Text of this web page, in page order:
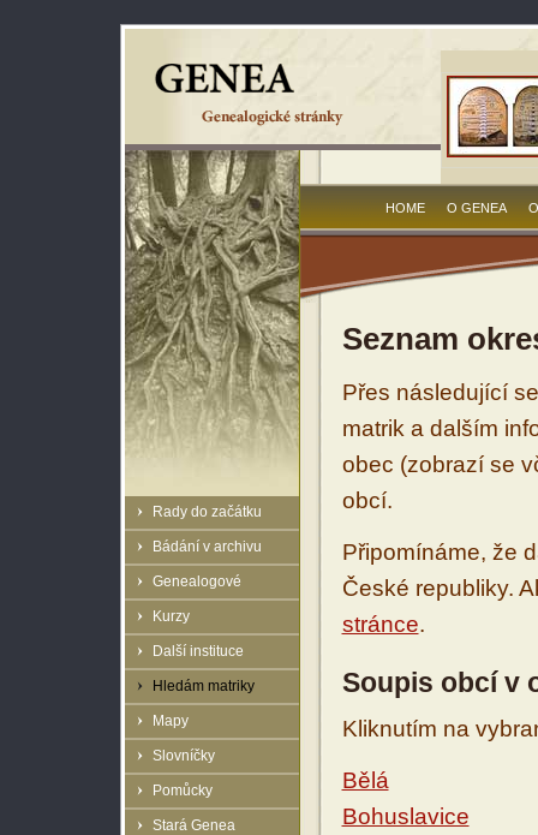
Rady do začátku
Bádání v archivu
Genealogové
Kurzy
Další instituce
Hledám matriky
Mapy
Slovníčky
Pomůcky
Stará Genea
HOME O GENEA
Seznam
Přes následující
matrik a dalším
obec (zobrazí se
obcí.
Připomínáme, že
České republiky.
stránce.
Soupis obcí v
Kliknutím na
Bělá
Bohuslavice